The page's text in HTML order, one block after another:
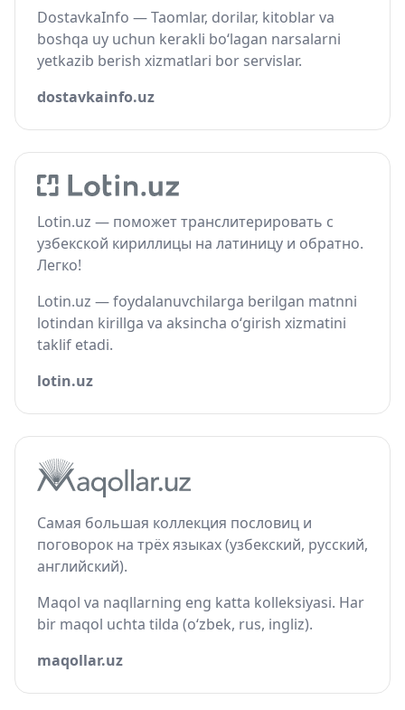
DostavkaInfo — Taomlar, dorilar, kitoblar va
boshqa uy uchun kerakli bo‘lagan narsalarni
yetkazib berish xizmatlari bor servislar.
dostavkainfo.uz
Lotin.uz — поможет транслитерировать с
узбекской кириллицы на латиницу и обратно.
Легко!
Lotin.uz — foydalanuvchilarga berilgan matnni
lotindan kirillga va aksincha o‘girish xizmatini
taklif etadi.
lotin.uz
Самая большая коллекция пословиц и
поговорок на трёх языках (узбекский, русский,
английский).
Maqol va naqllarning eng katta kolleksiyasi. Har
bir maqol uchta tilda (o‘zbek, rus, ingliz).
maqollar.uz